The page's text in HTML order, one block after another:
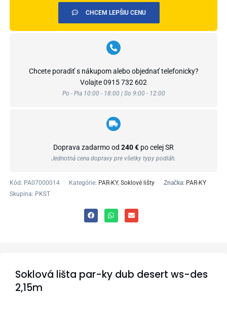
CHCEM LEPŠIU CENU
Chcete poradiť s nákupom alebo objednať telefonicky?
Volajte0915 732 602
Po - Pia 10:00 - 18:00 | So 9:00 - 12:00
Doprava zadarmo od 240 € po celej SR
Jednotná cena dopravy pre všetky typy podláh.
Kód: PA07000014 Kategórie: PAR-KY, Soklové lišty Značka: PAR-KY
Skupina: PKST
Soklová lišta par-ky dub desert ws-des
2,15m